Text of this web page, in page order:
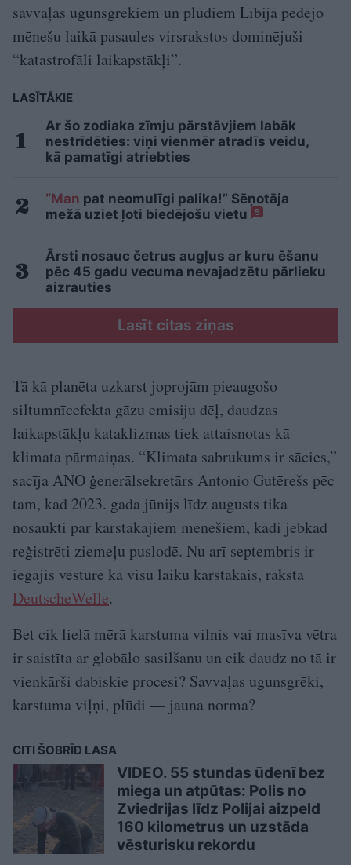
savvaļas ugunsgrēkiem un plūdiem Lībijā pēdējo
mēnešu laikā pasaules virsrakstos dominējuši
“katastrofāli laikapstākļi”.
LASĪTĀKIE
Ar šo zodiaka zīmju pārstāvjiem labāk
nestrīdēties: viņi vienmēr atradīs veidu,
kā pamatīgi atriebties
“Man pat neomulīgi palika!” Sēņotāja
mežā uziet ļoti biedējošu vietu
5
Ārsti nosauc četrus augļus ar kuru ēšanu
pēc 45 gadu vecuma nevajadzētu pārlieku
aizrauties
Lasīt citas ziņas
Tā kā planēta uzkarst joprojām pieaugošo
siltumnīcefekta gāzu emisiju dēļ, daudzas
laikapstākļu kataklizmas tiek attaisnotas kā
klimata pārmaiņas. “Klimata sabrukums ir sācies,”
sacīja ANO ģenerālsekretārs Antonio Gutērešs pēc
tam, kad 2023. gada jūnijs līdz augusts tika
nosaukti par karstākajiem mēnešiem, kādi jebkad
reģistrēti ziemeļu puslodē. Nu arī septembris ir
iegājis vēsturē kā visu laiku karstākais, raksta
DeutscheWelle.
Bet cik lielā mērā karstuma vilnis vai masīva vētra
ir saistīta ar globālo sasilšanu un cik daudz no tā ir
vienkārši dabiskie procesi? Savvaļas ugunsgrēki,
karstuma viļņi, plūdi — jauna norma?
CITI ŠOBRĪD LASA
VIDEO. 55 stundas ūdenī bez
miega un atpūtas: Polis no
Zviedrijas līdz Polijai aizpeld
160 kilometrus un uzstāda
vēsturisku rekordu